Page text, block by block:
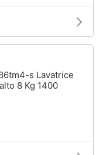
s Lavatrice
8 Kg 1400